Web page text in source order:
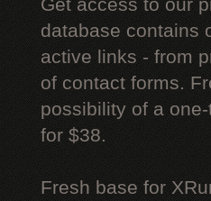
Get access to our
database contains
active links - from
of contact forms.
possibility of a
for $38.
Fresh base for